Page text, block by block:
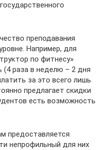
преподавания
Например, для
по фитнесу»
(4 раза в неделю – 2 дня
за это всего лишь
предлагает скидки
есть возможность
предоставляется
непрофильный для них